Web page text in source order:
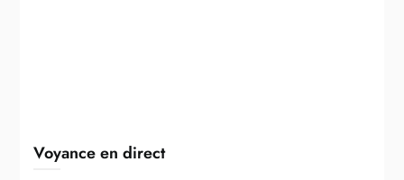
Voyance en direct